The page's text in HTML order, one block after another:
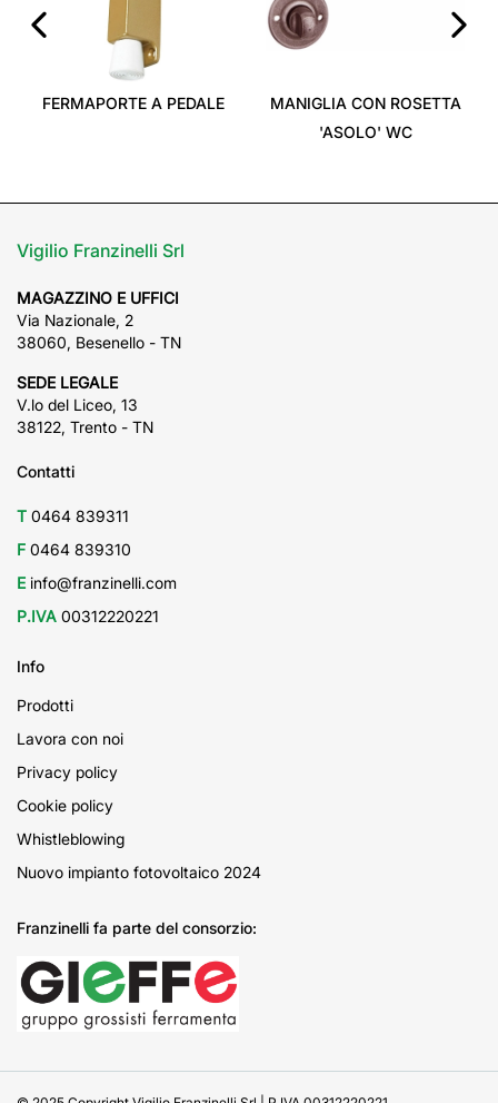
FERMAPORTE A PEDALE
MANIGLIA CON ROSETTA
'ASOLO' WC
Vigilio Franzinelli Srl
MAGAZZINO E UFFICI
Via Nazionale, 2
38060, Besenello - TN
SEDE LEGALE
V.lo del Liceo, 13
38122, Trento - TN
Contatti
T 0464 839311
F 0464 839310
E info@franzinelli.com
P.IVA 00312220221
Info
Prodotti
Lavora con noi
Privacy policy
Cookie policy
Whistleblowing
Nuovo impianto fotovoltaico 2024
Franzinelli fa parte del consorzio: